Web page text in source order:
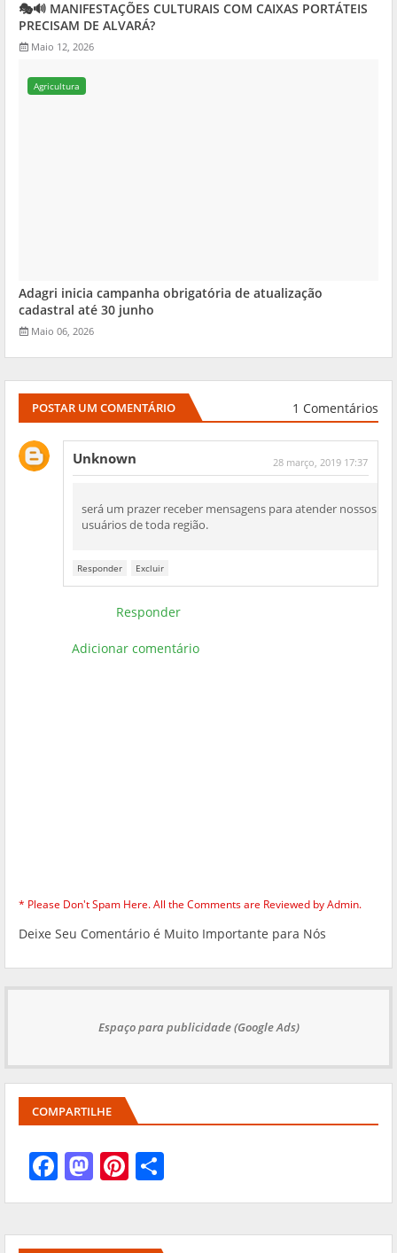
🎭🔊 MANIFESTAÇÕES CULTURAIS COM CAIXAS PORTÁTEIS
PRECISAM DE ALVARÁ?
Maio 12, 2026
Agricultura
Adagri inicia campanha obrigatória de atualização
cadastral até 30 junho
Maio 06, 2026
POSTAR UM COMENTÁRIO 1 Comentários
Unknown 28 março, 2019 17:37
será um prazer receber mensagens para atender nossos
usuários de toda região.
Responder Excluir
Responder
Adicionar comentário
* Please Don't Spam Here. All the Comments are Reviewed by Admin.
Deixe Seu Comentário é Muito Importante para Nós
Espaço para publicidade (Google Ads)
COMPARTILHE